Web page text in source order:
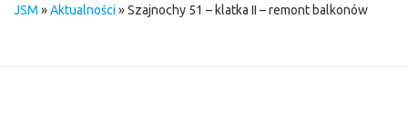
v
JSM »Aktualności»Szajnochy 51 – klatka II – remont balkonów